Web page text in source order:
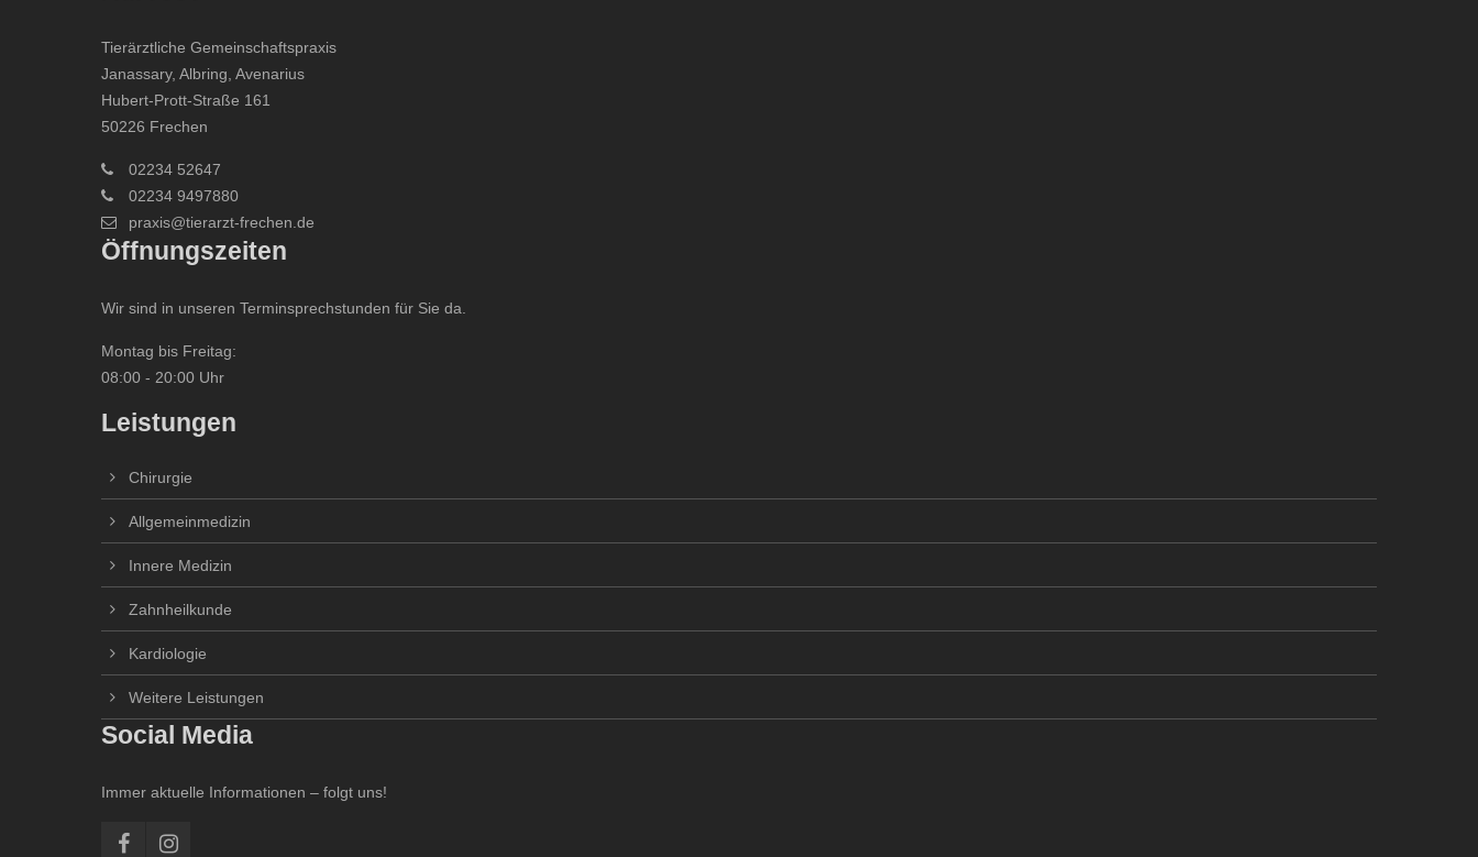
Tierärztliche Gemeinschaftspraxis
Janassary, Albring, Avenarius
Hubert-Prott-Straße 161
50226 Frechen
02234 52647
02234 9497880
praxis@tierarzt-frechen.de
Öffnungszeiten
Wir sind in unseren Terminsprechstunden für Sie da.
Montag bis Freitag:
08:00 - 20:00 Uhr
Leistungen
Chirurgie
Allgemeinmedizin
Innere Medizin
Zahnheilkunde
Kardiologie
Weitere Leistungen
Social Media
Immer aktuelle Informationen – folgt uns!